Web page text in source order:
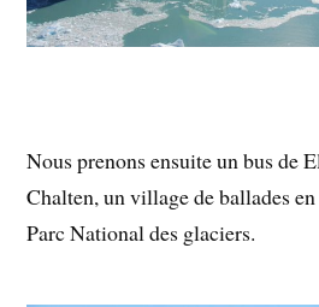
Nous prenons ensuite un bus de
Chalten, un village de ballades
Parc National des glaciers.